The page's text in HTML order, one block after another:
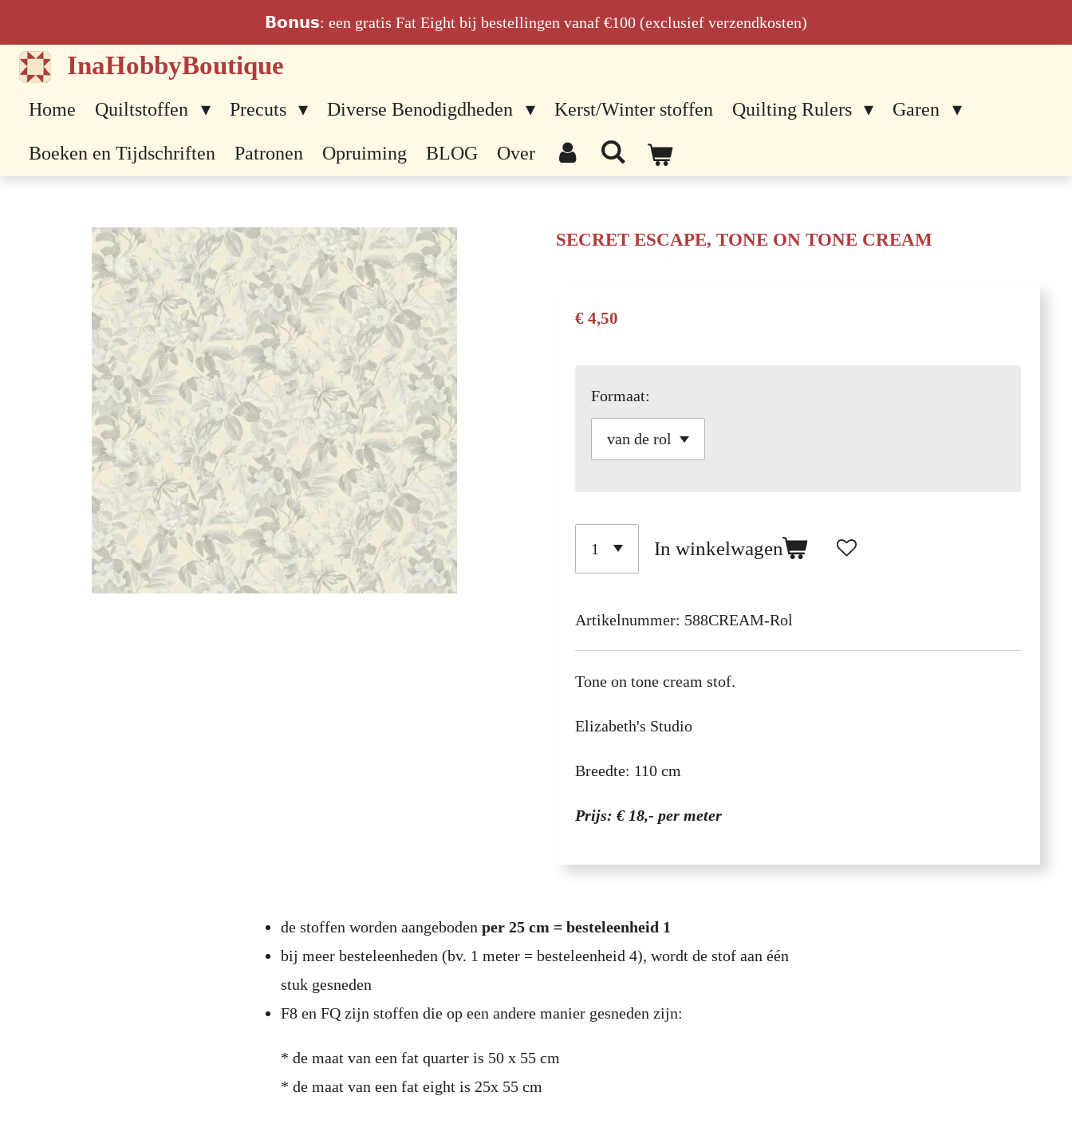
direct
naar
𝗕𝗼𝗻𝘂𝘀: een gratis Fat Eight bij bestellingen vanaf €100 (exclusief verzendkosten)
InaHobbyBoutique
Home Quiltstoffen Precuts Diverse Benodigdheden Kerst/Winter stoffen Quilting Rulers Garen
Boeken en Tijdschriften Patronen Opruiming BLOG Over
SECRET ESCAPE, TONE ON TONE CREAM
€ 4,50
Formaat:
In winkelwagen
Artikelnummer: 588CREAM-Rol
Tone on tone cream stof.
Elizabeth's Studio
Breedte: 110 cm
Prijs: € 18,- per meter
de stoffen worden aangeboden per 25 cm = besteleenheid 1
bij meer besteleenheden (bv. 1 meter = besteleenheid 4), wordt de stof aan één
stuk gesneden
F8 en FQ zijn stoffen die op een andere manier gesneden zijn:
* de maat van een fat quarter is 50 x 55 cm
* de maat van een fat eight is 25x 55 cm